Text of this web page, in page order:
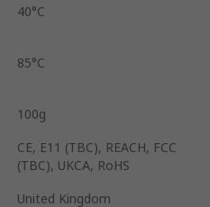
40°C
85°C
100g
CE, E11 (TBC), REACH, FCC
(TBC), UKCA, RoHS
United Kingdom